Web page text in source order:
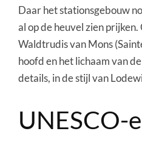
Daar het stationsgebouw
al op de heuvel zien
Waldtrudis van Mons
hoofd en het lichaam van
details, in de stijl van
UNESCO-